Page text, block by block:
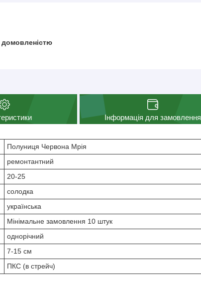
домовленістю
Інформація для замовлення
Полуниця Червона Мрія
ремонтантний
20-25
солодка
українська
Мінімальне замовлення 10 штук
однорічний
7-15 см
ПКС (в стрейч)